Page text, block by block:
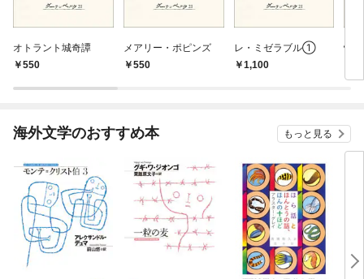
オトラント城奇譚
550
メアリー・ポピンズ
550
レ・ミゼラブル①
1,100
怪
海外文学のおすすめ本 もっと見る